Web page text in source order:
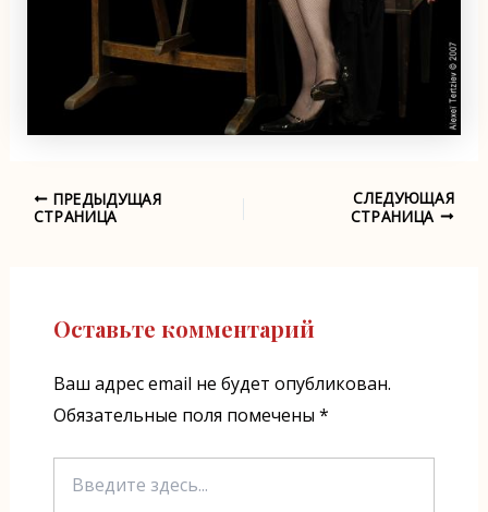
Навигация
ПРЕДЫДУЩАЯ
СТРАНИЦА
СЛЕДУЮЩАЯ
СТРАНИЦА
Оставьте комментарий
Ваш адрес email не будет опубликован.
Обязательные поля помечены *
здесь...